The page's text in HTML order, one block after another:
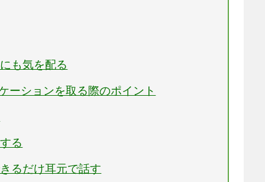
も気を配る
ーションを取る際のポイント
る
るだけ耳元で話す